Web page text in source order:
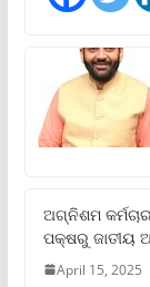
ଅଗ୍ନିଶମ
ପକ୍ଷରୁ ଜାତୀୟ
April 15, 2025